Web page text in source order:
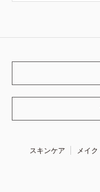
スキンケア メイク